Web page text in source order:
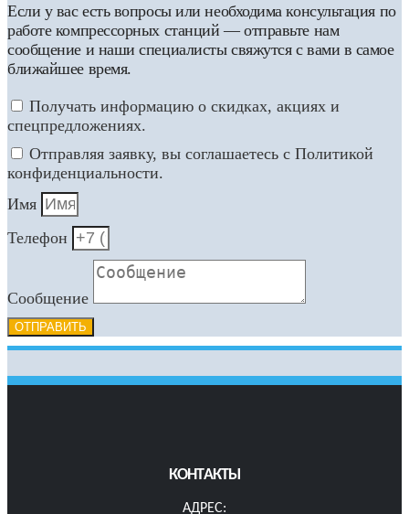
Если у вас есть вопросы или необходима консультация по
работе компрессорных станций — отправьте нам
сообщение и наши специалисты свяжутся с вами в самое
ближайшее время.
Получать информацию о скидках, акциях и
спецпредложениях.
Отправляя заявку, вы соглашаетесь с Политикой
конфиденциальности.
Имя
Телефон
Сообщение
ОТПРАВИТЬ
КОНТАКТЫ
АДРЕС: